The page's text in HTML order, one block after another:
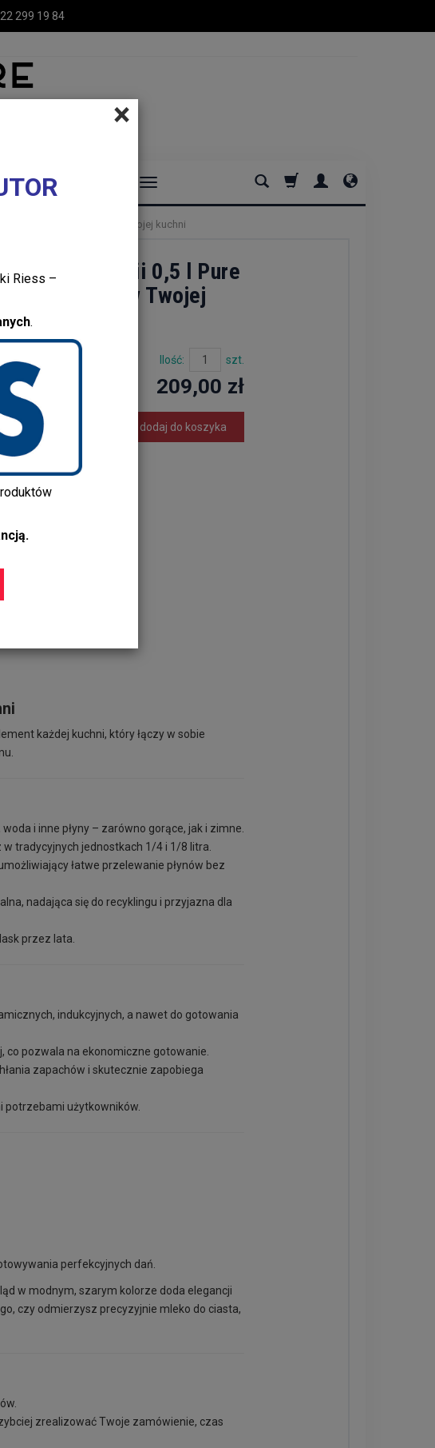
299 19 84
×
Riess –
.
DOMOWE
Grey Riess - perfekcja w Twojej kuchni
z emalii 0,5 l Pure
- perfekcja w Twojej
5 dni
Ilość: szt.
209,00 zł
dodaj do koszyka
szkliwem (emalia)
12 cm
każdej kuchni, który łączy w sobie
i inne płyny – zarówno gorące, jak i zimne.
tradycyjnych jednostkach 1/4 i 1/8 litra.
łatwe przelewanie płynów bez
nadająca się do recyklingu i przyjazna dla
przez lata.
indukcyjnych, a nawet do gotowania
co pozwala na ekonomiczne gotowanie.
zapachów i skutecznie zapobiega
potrzebami użytkowników.
perfekcyjnych dań.
w modnym, szarym kolorze doda elegancji
czy odmierzysz precyzyjnie mleko do ciasta,
zrealizować Twoje zamówienie, czas